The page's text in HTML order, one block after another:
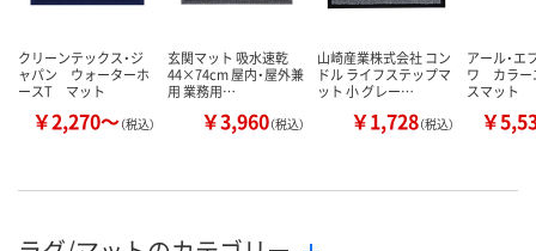
クリーンテックス・ジ
ャパン ウォーターホ
ースT マット
￥2,270～（税込）
玄関マット 吸水速乾
44×74cm 屋内・屋外兼
用 業務用…
￥3,960（税込）
山崎産業株式会社 コン
ドル ライフステップマ
ット 小 グレー…
￥1,728（税込）
アール・エ
ワ カラー
スマット
￥